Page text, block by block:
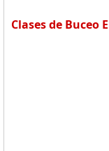
Clases de Buceo